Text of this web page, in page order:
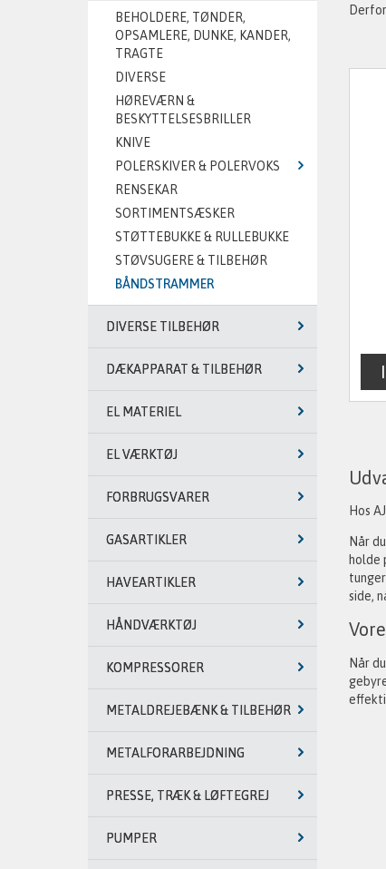
BEHOLDERE, TØNDER,
OPSAMLERE, DUNKE, KANDER,
TRAGTE
DIVERSE
HØREVÆRN &
BESKYTTELSESBRILLER
KNIVE
POLERSKIVER & POLERVOKS
RENSEKAR
SORTIMENTSÆSKER
STØTTEBUKKE & RULLEBUKKE
STØVSUGERE & TILBEHØR
BÅNDSTRAMMER
DIVERSE TILBEHØR
DÆKAPPARAT & TILBEHØR
EL MATERIEL
EL VÆRKTØJ
FORBRUGSVARER
GASARTIKLER
HAVEARTIKLER
HÅNDVÆRKTØJ
KOMPRESSORER
METALDREJEBÆNK & TILBEHØR
METALFORARBEJDNING
PRESSE, TRÆK & LØFTEGREJ
PUMPER
Hos
Når
holde
side,
Når